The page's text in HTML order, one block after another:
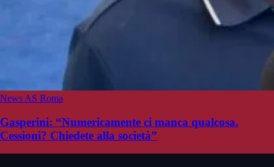
News AS Roma
Gasperini: “Numericamente ci manca qualcosa.
Cessioni? Chiedete alla società”